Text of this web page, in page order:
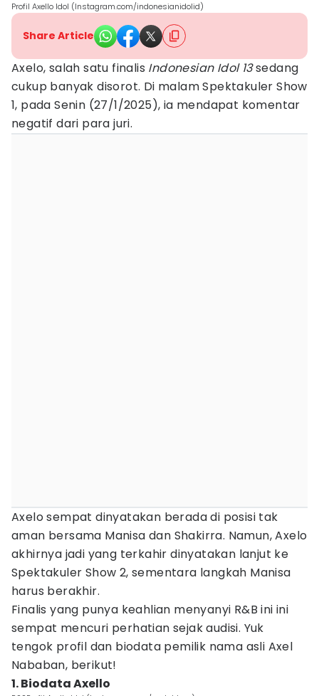
Profil Axello Idol (Instagram.com/indonesianidolid)
Share Article
Axelo, salah satu finalis Indonesian Idol 13sedang
cukup banyak disorot. Di malam Spektakuler Show
1, pada Senin (27/1/2025), ia mendapat komentar
negatif dari para juri.
Axelo sempat dinyatakan berada di posisi tak
aman bersama Manisa dan Shakirra. Namun, Axelo
akhirnya jadi yang terkahir dinyatakan lanjut ke
Spektakuler Show 2, sementara langkah Manisa
harus berakhir.
Finalis yang punya keahlian menyanyi R&B ini ini
sempat mencuri perhatian sejak audisi. Yuk
tengok profil dan biodata pemilik nama asli Axel
Nababan, berikut!
1. Biodata Axello